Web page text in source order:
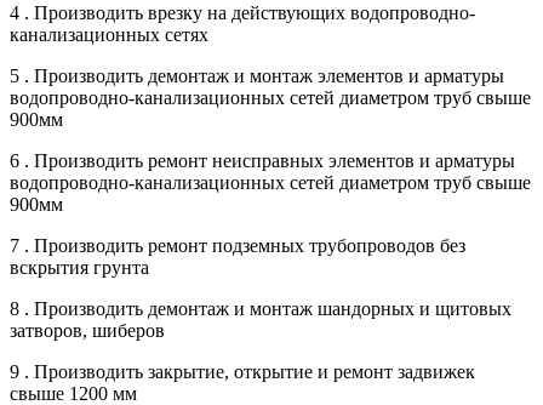
4 . Производить врезку на действующих водопроводно-
канализационных сетях
5 . Производить демонтаж и монтаж элементов и арматуры
водопроводно-канализационных сетей диаметром труб свыше
900мм
6 . Производить ремонт неисправных элементов и арматуры
водопроводно-канализационных сетей диаметром труб свыше
900мм
7 . Производить ремонт подземных трубопроводов без
вскрытия грунта
8 . Производить демонтаж и монтаж шандорных и щитовых
затворов, шиберов
9 . Производить закрытие, открытие и ремонт задвижек
свыше 1200 мм